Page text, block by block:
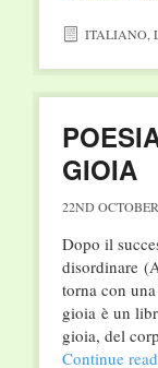
ITALIANO,
GIOIA
22ND
Dopo il
disordinare
torna con
gioia è un
gioia, del
Continue